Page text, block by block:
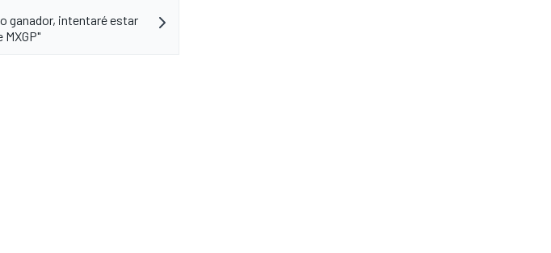
ganador, intentaré estar